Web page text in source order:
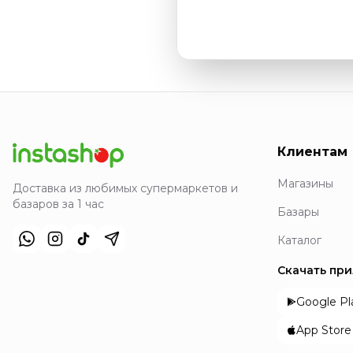
Доставка из любимых супермаркетов и
базаров за 1 час
Клиентам
Магазины
Базары
Каталог
Скачать
Google
App Store